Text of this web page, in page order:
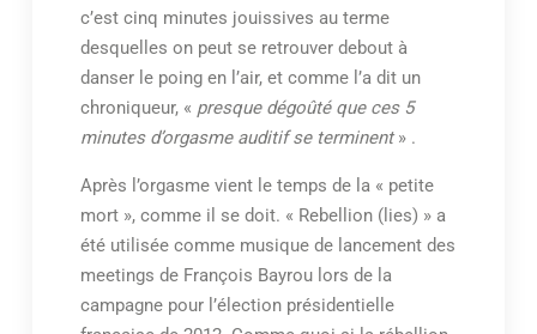
c’est cinq minutes jouissives au terme
desquelles on peut se retrouver debout à
danser le poing en l’air, et comme l’a dit un
chroniqueur, « presque dégoûté que ces 5
minutes d’orgasme auditif se terminent» .
Après l’orgasme vient le temps de la « petite
mort », comme il se doit. « Rebellion (lies) » a
été utilisée comme musique de lancement des
meetings de François Bayrou lors de la
campagne pour l’élection présidentielle